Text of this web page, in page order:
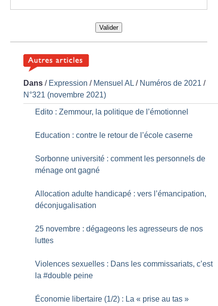
Valider
Dans / Expression / Mensuel AL / Numéros de 2021 /
N°321 (novembre 2021)
Edito : Zemmour, la politique de l’émotionnel
Education : contre le retour de l’école caserne
Sorbonne université : comment les personnels de
ménage ont gagné
Allocation adulte handicapé : vers l’émancipation,
déconjugalisation
25 novembre : dégageons les agresseurs de nos
luttes
Violences sexuelles : Dans les commissariats, c’est
la #double peine
Économie libertaire (1/2) : La « prise au tas »